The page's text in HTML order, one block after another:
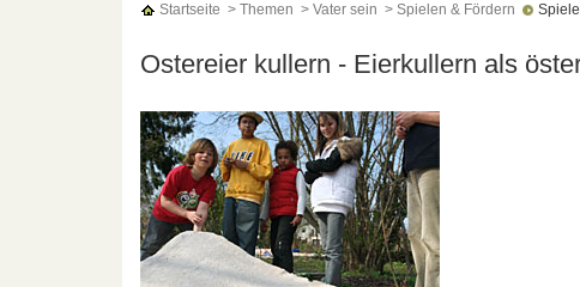
Startseite > Themen > Vater sein > Spielen & Fördern
Ostereier kullern - Eierkullern als